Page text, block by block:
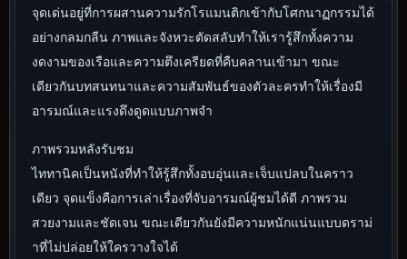
จุดเด่นอยู่ที่การผสานความรักโรแมนติกเข้ากับโศกนาฏกรรมได้
อย่างกลมกลืน ภาพและจังหวะตัดสลับทำให้เรารู้สึกทั้งความ
งดงามของเรือและความตึงเครียดที่คืบคลานเข้ามา ขณะ
เดียวกันบทสนทนาและความสัมพันธ์ของตัวละครทำให้เรื่องมี
อารมณ์และแรงดึงดูดแบบภาพจำ
ภาพรวมหลังรับชม
ไททานิคเป็นหนังที่ทำให้รู้สึกทั้งอบอุ่นและเจ็บแปลบในคราว
เดียว จุดแข็งคือการเล่าเรื่องที่จับอารมณ์ผู้ชมได้ดี ภาพรวม
สวยงามและชัดเจน ขณะเดียวกันยังมีความหนักแน่นแบบดราม่
าที่ไม่ปล่อยให้ใครวางใจได้